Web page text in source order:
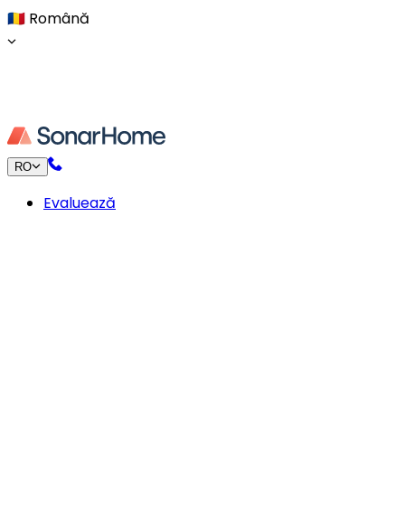
🇷🇴 Română
RO
Evaluează